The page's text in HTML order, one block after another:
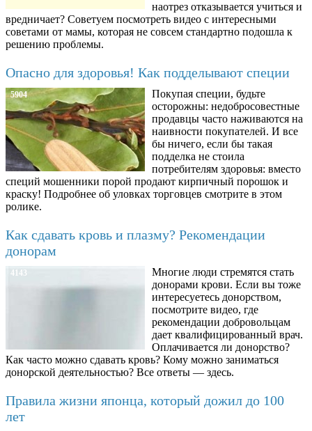
наотрез отказывается учиться и
вредничает? Советуем посмотреть видео с интересными
советами от мамы, которая не совсем стандартно подошла к
решению проблемы.
Опасно для здоровья! Как подделывают специи
5904
Покупая специи, будьте
осторожны: недобросовестные
продавцы часто наживаются на
наивности покупателей. И все
бы ничего, если бы такая
подделка не стоила
потребителям здоровья: вместо
специй мошенники порой продают кирпичный порошок и
краску! Подробнее об уловках торговцев смотрите в этом
ролике.
Как сдавать кровь и плазму? Рекомендации
донорам
4143
Многие люди стремятся стать
донорами крови. Если вы тоже
интересуетесь донорством,
посмотрите видео, где
рекомендации добровольцам
дает квалифицированный врач.
Оплачивается ли донорство?
Как часто можно сдавать кровь? Кому можно заниматься
донорской деятельностью? Все ответы — здесь.
Правила жизни японца, который дожил до 100
лет